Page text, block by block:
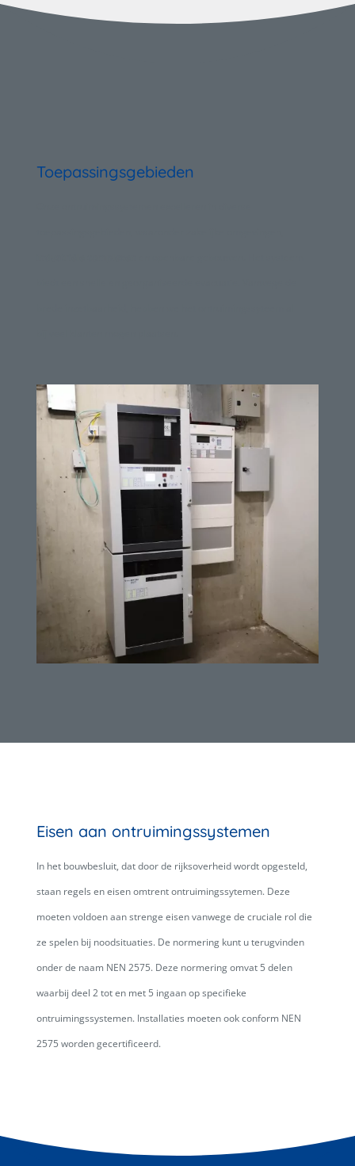
Toepassingsgebieden
Eisen aan ontruimingssystemen
In het bouwbesluit, dat door de rijksoverheid wordt opgesteld,
staan regels en eisen omtrent ontruimingssytemen. Deze
moeten voldoen aan strenge eisen vanwege de cruciale rol die
ze spelen bij noodsituaties. De normering kunt u terugvinden
onder de naam NEN 2575. Deze normering omvat 5 delen
waarbij deel 2 tot en met 5 ingaan op specifieke
ontruimingssystemen. Installaties moeten ook conform NEN
2575 worden gecertificeerd.